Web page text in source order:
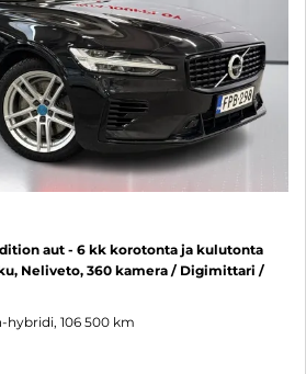
aut - 6 kk korotonta ja kulutonta
Neliveto, 360 kamera / Digimittari /
106 500 km